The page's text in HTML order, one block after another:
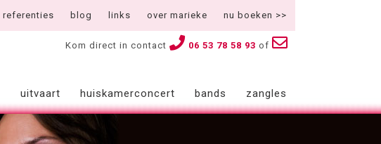
referenties blog links over marieke nu boeken >>
Kom direct in contact 06 53 78 58 93 of
uitvaart huiskamerconcert bands zangles